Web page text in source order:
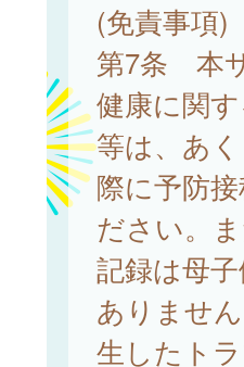
(免責事項)
第7条 本
健康に関
等は、あ
際に予防
ださい。
記録は母
ありませ
生したト